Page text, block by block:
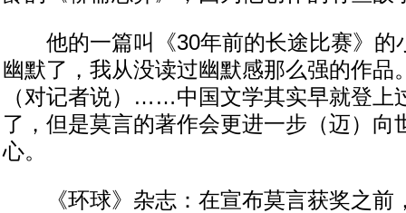
他的一篇叫《30年前的长途比赛》的
幽默了，我从没读过幽默感那么强的作品
（对记者说）……中国文学其实早就登上
了，但是莫言的著作会更进一步（迈）向
心。
《环球》杂志：在宣布莫言获奖之前